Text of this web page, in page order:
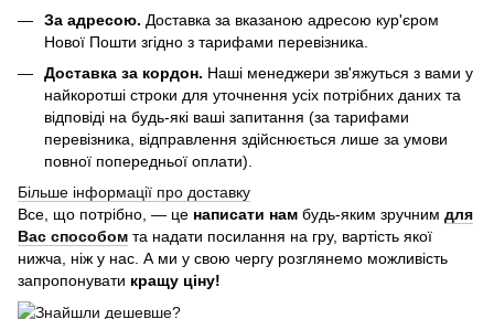
За адресою. Доставка за вказаною адресою кур'єром
Нової Пошти згідно з тарифами перевізника.
Доставка за кордон. Наші менеджери зв'яжуться з вами у
найкоротші строки для уточнення усіх потрібних даних та
відповіді на будь-які ваші запитання (за тарифами
перевізника, відправлення здійснюється лише за умови
повної попередньої оплати).
Більше інформації про доставку
Все, що потрібно, — це написати нам будь-яким зручним для
Вас способом та надати посилання на гру, вартість якої
нижча, ніж у нас. А ми у свою чергу розглянемо можливість
запропонувати кращу ціну!